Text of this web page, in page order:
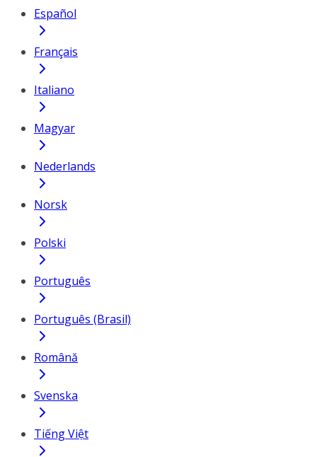
Español
Français
Italiano
Magyar
Nederlands
Norsk
Polski
Português
Português (Brasil)
Română
Svenska
Tiếng Việt